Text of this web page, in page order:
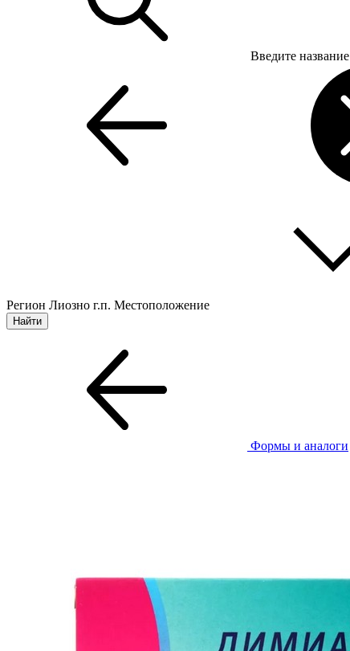
Введите название
Регион Лиозно г.п. Местоположение
Формы и аналоги